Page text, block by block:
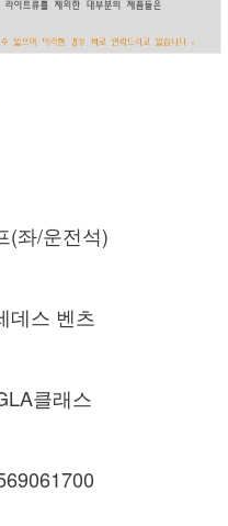
(좌/운전석)
데스 벤츠
클래스